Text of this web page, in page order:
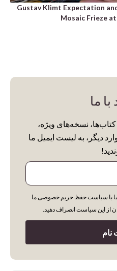
Gustav Klimt Expectation
Mosaic Frieze
ما
نسخه‌های ویژه،
دیگر، به لیست ایمیل ما
با سیاست حفظ حریم خصوصی ما
از این سیاست انصراف دهید.
نام